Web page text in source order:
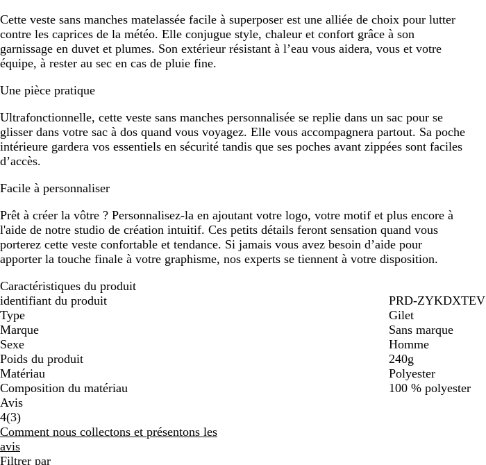
Cette veste sans manches matelassée facile à superposer est une alliée de choix pour lutter
contre les caprices de la météo. Elle conjugue style, chaleur et confort grâce à son
garnissage en duvet et plumes. Son extérieur résistant à l’eau vous aidera, vous et votre
équipe, à rester au sec en cas de pluie fine.
Une pièce pratique
Ultrafonctionnelle, cette veste sans manches personnalisée se replie dans un sac pour se
glisser dans votre sac à dos quand vous voyagez. Elle vous accompagnera partout. Sa poche
intérieure gardera vos essentiels en sécurité tandis que ses poches avant zippées sont faciles
d’accès.
Facile à personnaliser
Prêt à créer la vôtre ? Personnalisez-la en ajoutant votre logo, votre motif et plus encore à
l'aide de notre studio de création intuitif. Ces petits détails feront sensation quand vous
porterez cette veste confortable et tendance. Si jamais vous avez besoin d’aide pour
apporter la touche finale à votre graphisme, nos experts se tiennent à votre disposition.
Caractéristiques du produit
identifiant du produit
PRD-ZYKDXTEV
Type
Gilet
Marque
Sans marque
Sexe
Homme
Poids du produit
240g
Matériau
Polyester
Composition du matériau
100 % polyester
Avis
4(33
avis
)
Comment nous collectons et présentons les
avis
Filtrer par